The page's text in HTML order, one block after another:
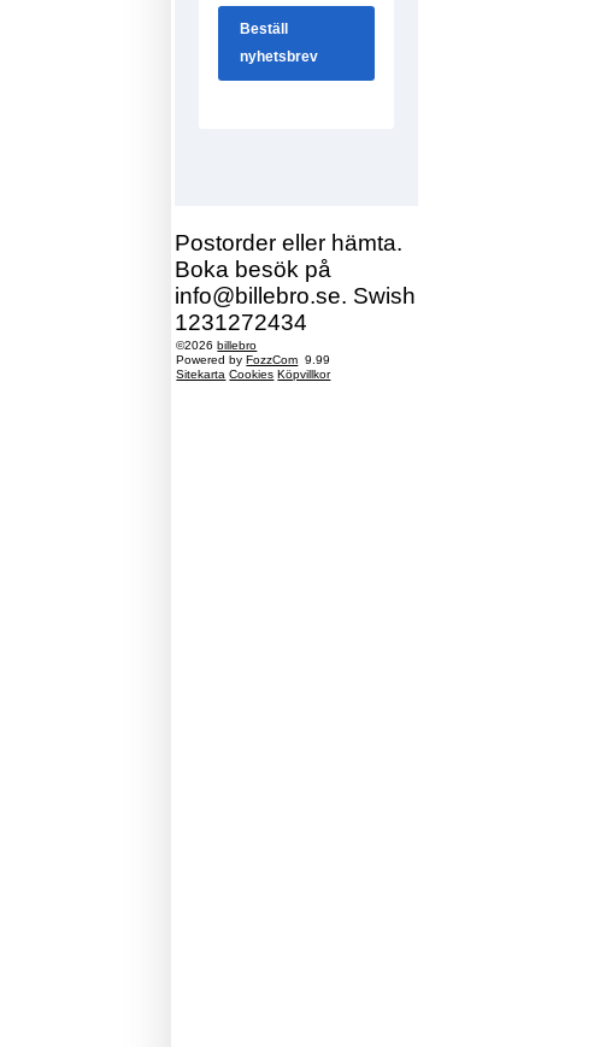
Postorder eller hämta.
Boka besök på
info@billebro.se. Swish
1231272434
©2026billebro
Powered byFozzCom 9.99
Sitekarta Cookies Köpvillkor